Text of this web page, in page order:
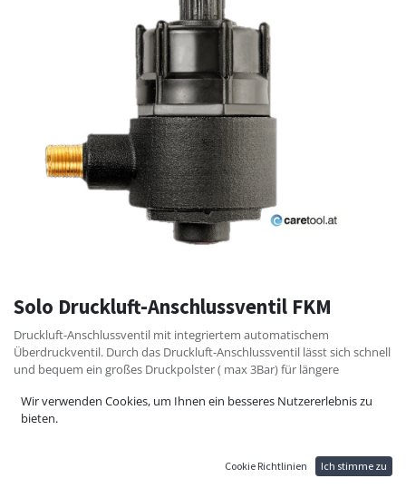
Solo Druckluft-Anschlussventil FKM
Druckluft-Anschlussventil mit integriertem automatischem
Überdruckventil. Durch das Druckluft-Anschlussventil lässt sich schnell
und bequem ein großes Druckpolster ( max 3Bar) für längere
Spritzbildes aufbauen. Das schwenkbare Druckluft-Anschlussventil
ermöglicht den Anschluss externer Druckluft an die Spritze und
Unser Druckluftventil ist geeignet für die SOLO Druckspritzen Geeignet
für Solo 456 / 457 / 458 / 305A / 307A /333FA
Wir verwenden Cookies, um Ihnen ein besseres Nutzererlebnis zu
bieten.
Cookie Richtlinien Ich stimme zu